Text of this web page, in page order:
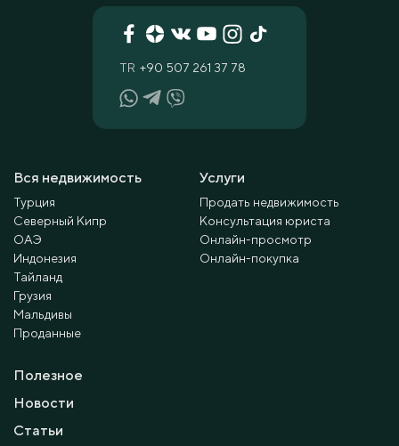
Вся недвижимость
Турция
Северный Кипр
ОАЭ
Индонезия
Тайланд
Грузия
Мальдивы
Проданные
Услуги
Продать недвижимость
Консультация юриста
Онлайн-просмотр
Онлайн-покупка
Полезное
Новости
Статьи
TR +90 507 261 37 78